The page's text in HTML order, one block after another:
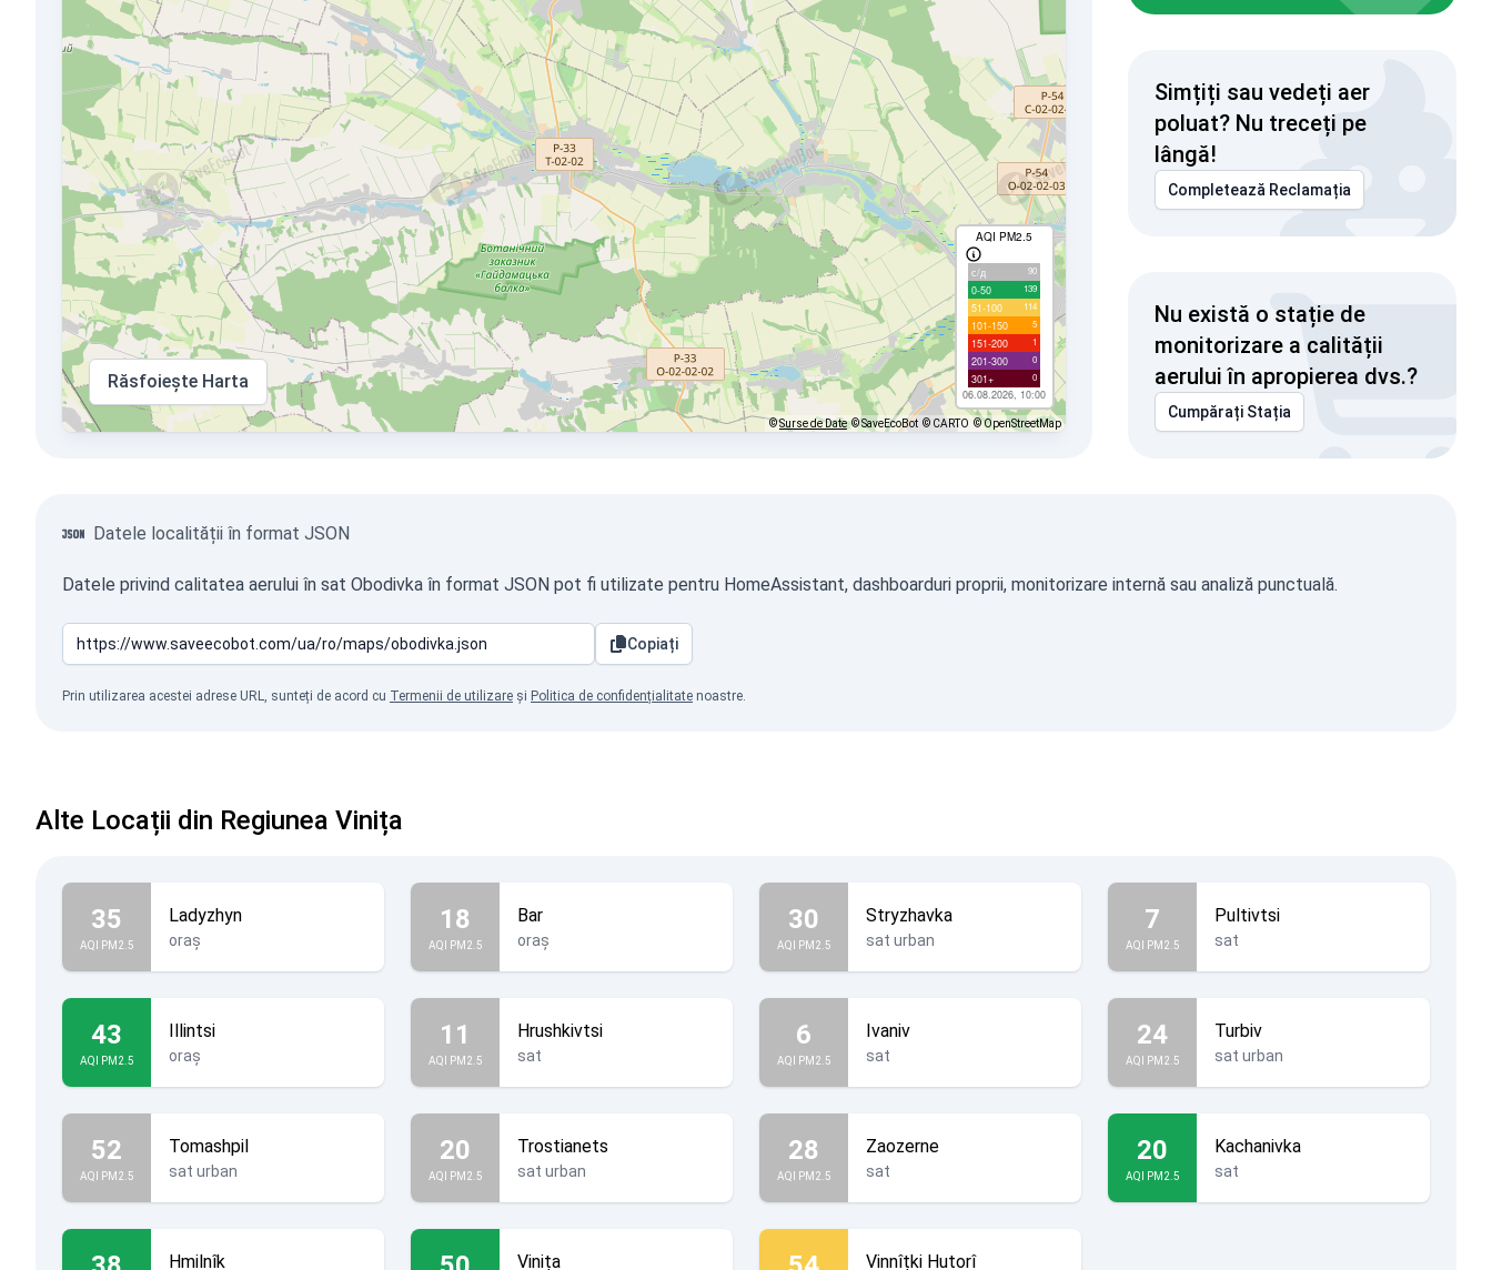
AQI PM2.5
с/д 90
0-50 139
51-100 114
101-150 5
151-200 1
201-300 0
301+ 0
06.08.2026, 10:00
Răsfoiește Harta
©Surse de Date © SaveEcoBot © CARTO © OpenStreetMap
Simțiți sau vedeți aer
poluat? Nu treceți pe
lângă!
Completează Reclamația
Nu există o stație de
monitorizare a calității
aerului în apropierea dvs.?
Cumpărați Stația
Datele localității în format JSON
Datele privind calitatea aerului în sat Obodivka în format JSON pot fi utilizate pentru HomeAssistant, dashboarduri proprii, monitorizare internă sau analiză punctuală.
Copiați
Prin utilizarea acestei adrese URL, sunteți de acord cu Termenii de utilizare și Politica de confidențialitate noastre.
Alte Locații din Regiunea Vinița
35
AQI PM2.5
Ladyzhyn
oraș
18
AQI PM2.5
Bar
oraș
30
AQI PM2.5
Stryzhavka
sat urban
7
AQI PM2.5
Pultivtsi
sat
43
AQI PM2.5
Illintsi
oraș
11
AQI PM2.5
Hrushkivtsi
sat
6
AQI PM2.5
Ivaniv
sat
24
AQI PM2.5
Turbiv
sat urban
52
AQI PM2.5
Tomashpil
sat urban
20
AQI PM2.5
Trostianets
sat urban
28
AQI PM2.5
Zaozerne
sat
20
AQI PM2.5
Kachanivka
sat
Hmilnîk Vinița Vinnîțki Hutorî